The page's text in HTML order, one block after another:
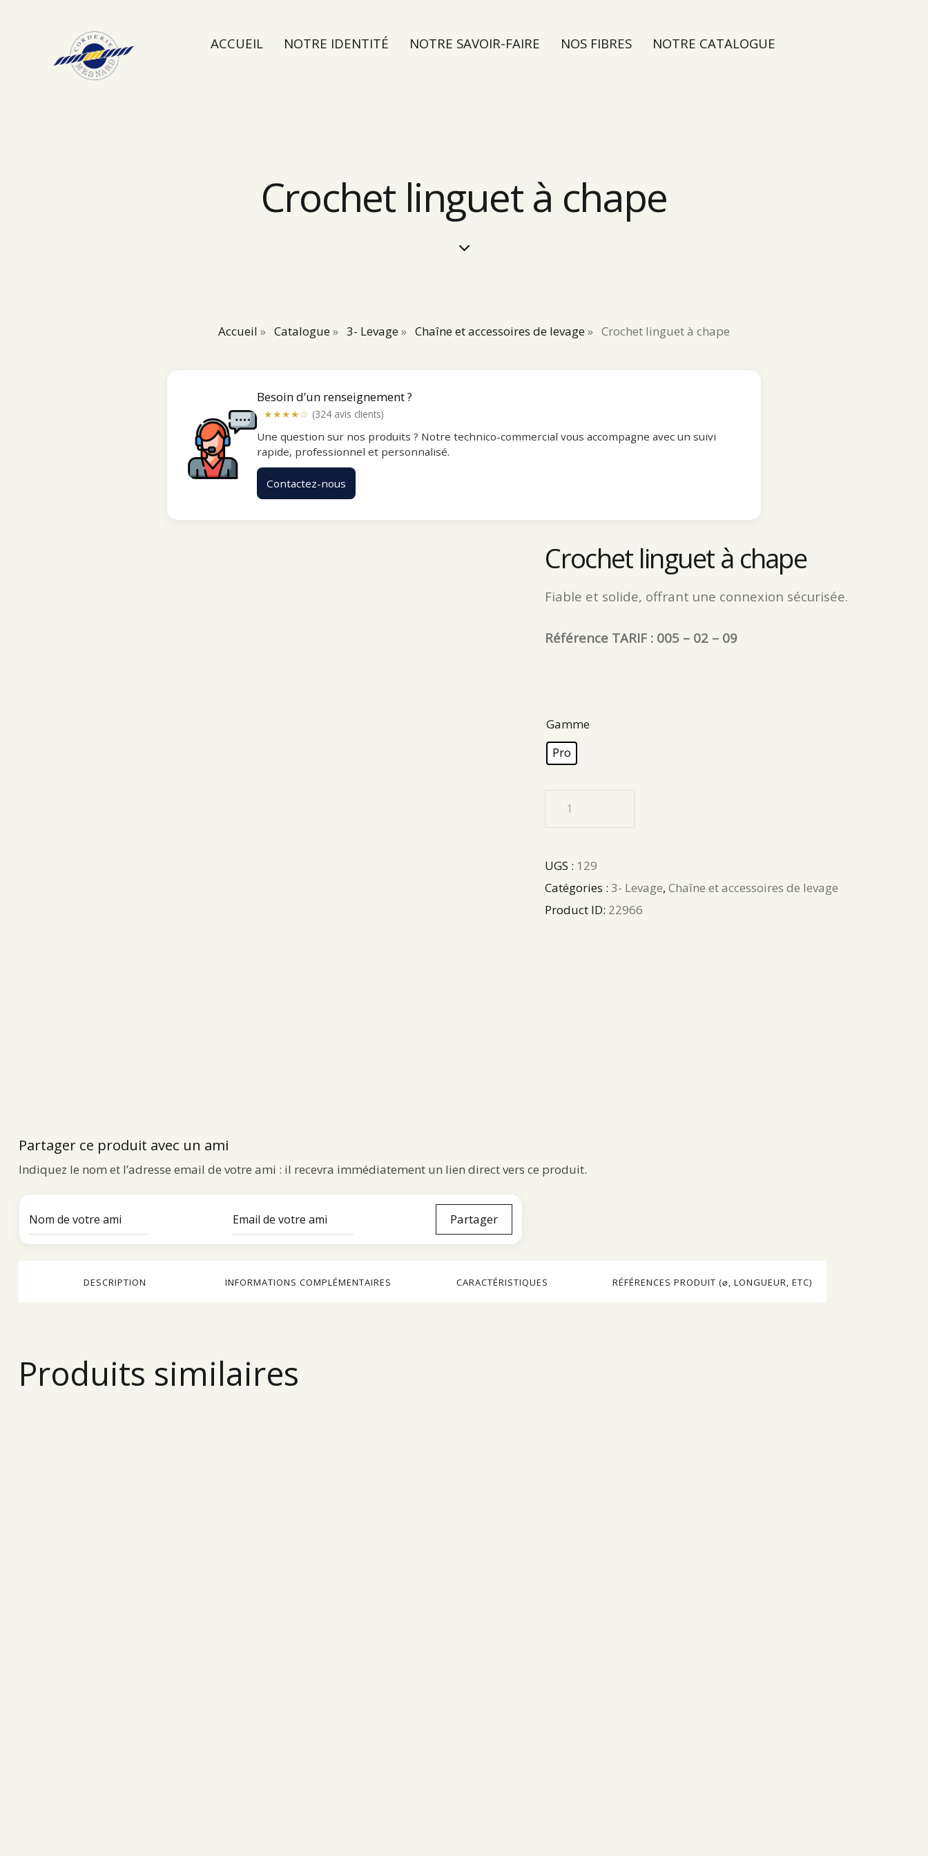
ACCUEIL NOTRE IDENTITÉ NOTRE SAVOIR-FAIRE NOS FIBRES NOTRE CATALOGUE
Crochet linguet à chape
Accueil » Catalogue» 3- Levage» Chaîne et accessoires de levage» Crochet linguet à chape
Besoin d’un renseignement ?
★★★★☆ (324 avis clients)
Une question sur nos produits ? Notre technico-commercial vous accompagne avec un suivi
rapide, professionnel et personnalisé.
Contactez-nous
Crochet linguet à chape
Fiable et solide, offrant une connexion sécurisée.
Référence TARIF : 005 – 02 – 09
Gamme
Pro
UGS : 129
Catégories :3- Levage,Chaîne et accessoires de levage
Product ID: 22966
Partager ce produit avec un ami
Indiquez le nom et l’adresse email de votre ami : il recevra immédiatement un lien direct vers ce produit.
DESCRIPTION INFORMATIONS COMPLÉMENTAIRES CARACTÉRISTIQUES RÉFÉRENCES PRODUIT (⌀, LONGUEUR, ETC)
Produits similaires